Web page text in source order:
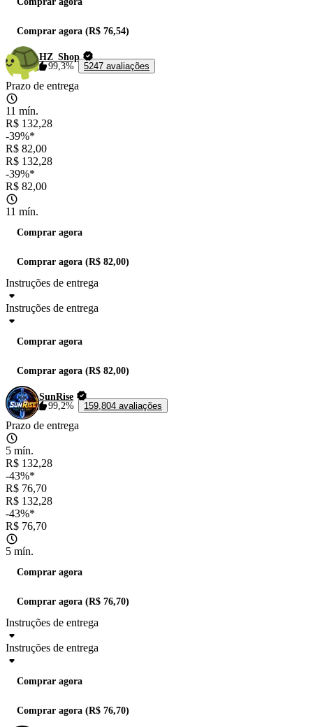
Comprar agora (R$ 76,54)
HZ_Shop
99,3%
5247 avaliações
Prazo de entrega
11 mín.
R$ 132,28
-39%*
R$ 82,00
R$ 132,28
-39%*
R$ 82,00
11 mín.
Comprar agora
Comprar agora (R$ 82,00)
Instruções de entrega
Instruções de entrega
Comprar agora
Comprar agora (R$ 82,00)
SunRise
99,2%
159,804 avaliações
Prazo de entrega
5 mín.
R$ 132,28
-43%*
R$ 76,70
R$ 132,28
-43%*
R$ 76,70
5 mín.
Comprar agora
Comprar agora (R$ 76,70)
Instruções de entrega
Instruções de entrega
Comprar agora
Comprar agora (R$ 76,70)